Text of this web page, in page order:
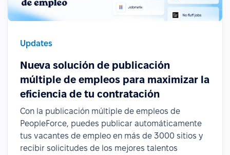
Updates
Nueva solución de publicación
múltiple de empleos para maximizar la
eficiencia de tu contratación
Con la publicación múltiple de empleos de
PeopleForce, puedes publicar automáticamente
tus vacantes de empleo en más de 3000 sitios y
recibir solicitudes de los mejores talentos